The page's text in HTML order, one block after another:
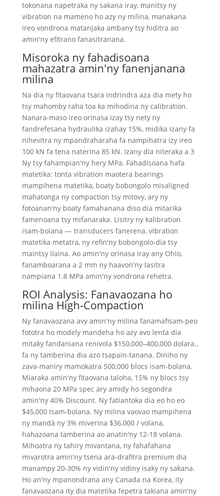
tokonana napetraka ny sakana iray, manitsy ny
vibration na mameno ho azy ny milina, manakana
ireo vondrona matanjaka ambany tsy hiditra ao
amin'ny efitrano fanasitranana.
Misoroka ny fahadisoana
mahazatra amin'ny fanenjanana
milina
Na dia ny fitaovana tsara indrindra aza dia mety ho
tsy mahomby raha toa ka mihodina ny calibration.
Nanara-maso ireo orinasa izay tsy nety ny
fandrefesana hydraulika izahay 15%, midika izany fa
nihevitra ny mpandraharaha fa nampihatra izy ireo
100 kN fa tena naterina 85 kN. Izany dia niteraka a 3
Ny tsy fahampian'ny hery MPa. Fahadisoana hafa
matetika: tonta vibration maotera bearings
mampihena matetika, boaty bobongolo misaligned
mahatonga ny compaction tsy mitovy, ary ny
fotoanan'ny boaty famahanana diso dia mitarika
famenoana tsy mifanaraka. Lisitry ny kalibration
isam-bolana — transducers fanerena, vibration
matetika metatra, ny refin'ny bobongolo-dia tsy
maintsy ilaina. Ao amin'ny orinasa iray any Ohio,
fanamboarana a 2 mm ny haavon'ny lasitra
nampiana 1.8 MPa amin'ny vondrona rehetra.
ROI Analysis: Fanavaozana ho
milina High-Compaction
Ny fanavaozana avy amin'ny milina fanamafisam-peo
fototra ho modely mandeha ho azy avo lenta dia
mitaky fandaniana renivola $150,000–400,000 dolara.,
fa ny tamberina dia azo tsapain-tanana. Diniho ny
zava-maniry mamokatra 500,000 blocs isam-bolana.
Miaraka amin'ny fitaovana taloha, 15% ny blocs tsy
mihaona 20 MPa spec ary amidy ho segondra
amin'ny 40% Discount. Ny fatiantoka dia eo ho eo
$45,000 Isam-bolana. Ny milina vaovao mampihena
ny mandà ny 3% miverina $36,000 / volana,
hahazoana tamberina ao anatin'ny 12-18 volana.
Mihoatra ny tahiry mivantana, ny fahafahana
mivarotra amin'ny tsena ara-drafitra premium dia
manampy 20-30% ny vidin'ny vidiny isaky ny sakana.
Ho an'ny mpanondrana any Canada na Korea, ity
fanavaozana ity dia matetika fepetra takiana amin'ny